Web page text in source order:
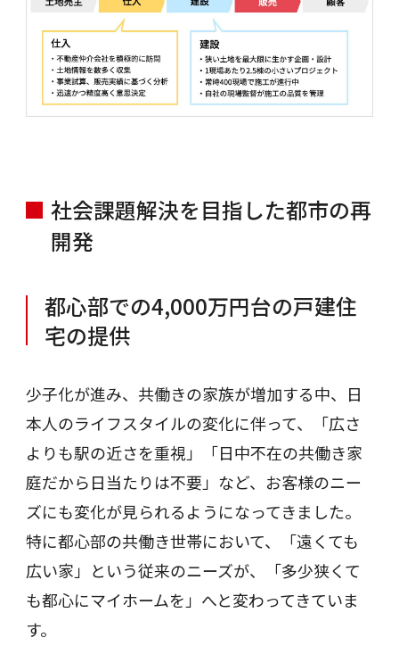
社会課題解決を目指した都市の再
開発
都心部での4,000万円台の戸建住
宅の提供
少子化が進み、共働きの家族が増加する中、日
本人のライフスタイルの変化に伴って、「広さ
よりも駅の近さを重視」「日中不在の共働き家
庭だから日当たりは不要」など、お客様のニー
ズにも変化が見られるようになってきました。
特に都心部の共働き世帯において、「遠くても
広い家」という従来のニーズが、「多少狭くて
も都心にマイホームを」へと変わってきていま
す。